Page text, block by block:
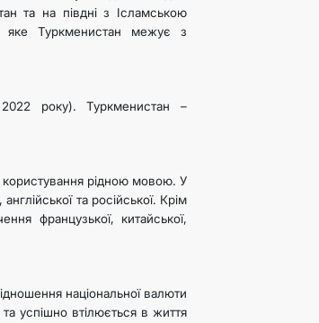
та на півдні з Ісламською
яке Туркменистан межує з
року). Туркменистан –
рідною мовою. У
та російської. Крім
французької, китайської,
національної валюти
успішно втілюється в життя